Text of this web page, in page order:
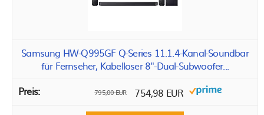
Samsung HW-Q995GF Q-Series 11.1.4-Kanal-Soundbar
für Fernseher, Kabelloser 8"-Dual-Subwoofer...
795,00 EUR 754,98 EUR